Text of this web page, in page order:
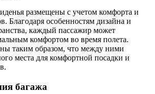
размещены с учетом комфорта и
Благодаря особенностям дизайна и
каждый пассажир может
комфортом во время полета.
таким образом, что между ними
места для комфортной посадки и
багажа